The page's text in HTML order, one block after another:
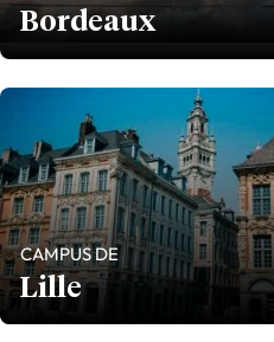
Bordeaux
CAMPUS DE
Lille